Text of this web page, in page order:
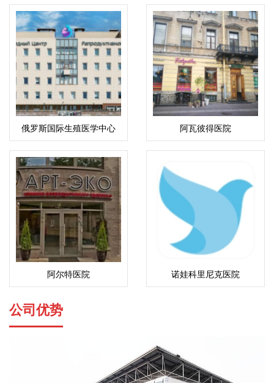
俄罗斯国际生殖医学中心
(ICRM)
阿瓦彼得医院
阿尔特医院 诺娃科里尼克医院
公司优势